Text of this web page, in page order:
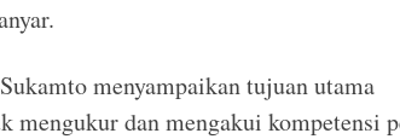
menyampaikan tujuan utama
mengukur dan mengakui kompetensi